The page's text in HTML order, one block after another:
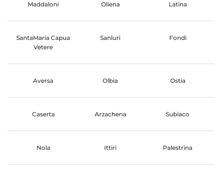
Maddaloni Oliena Latina
SantaMaria Capua
Vetere
Sanluri Fondi
Aversa Olbia Ostia
Caserta Arzachena Subiaco
Nola Ittiri Palestrina